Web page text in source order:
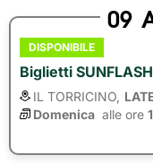
09
DISPONIBILE
Biglietti SUNFLASH
IL TORRICINO,
Domenica alle ore